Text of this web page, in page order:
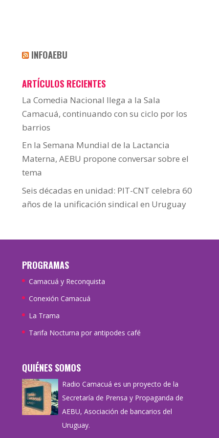
INFOAEBU
ARTÍCULOS RECIENTES
La Comedia Nacional llega a la Sala
Camacuá, continuando con su ciclo por los
barrios
En la Semana Mundial de la Lactancia
Materna, AEBU propone conversar sobre el
tema
Seis décadas en unidad: PIT-CNT celebra 60
años de la unificación sindical en Uruguay
PROGRAMAS
Camacuá y Reconquista
Conexión Camacuá
La Trama
Tarifa Nocturna por antipodes café
QUIÉNES SOMOS
Radio Camacuá es un proyecto de la
Secretaría de Prensa y Propaganda de
AEBU, Asociación de bancarios del
Uruguay.